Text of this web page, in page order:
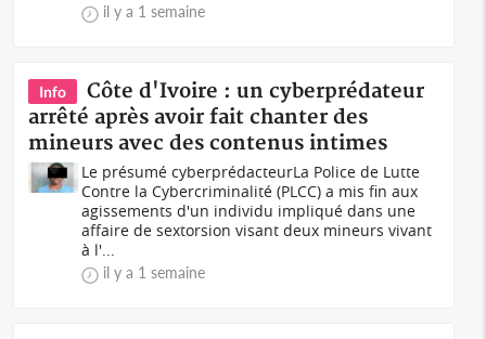
il y a 1 semaine
Info
Côte d'Ivoire : un cyberprédateur
arrêté après avoir fait chanter des
mineurs avec des contenus intimes
Le présumé cyberprédacteurLa Police de Lutte
Contre la Cybercriminalité (PLCC) a mis fin aux
agissements d'un individu impliqué dans une
affaire de sextorsion visant deux mineurs vivant
à l'...
il y a 1 semaine